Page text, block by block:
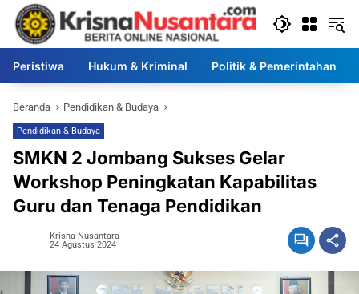
Langsung
konten
Peristiwa Hukum & Kriminal Politik & Pemerintahan
Beranda Pendidikan & Budaya
Pendidikan & Budaya
SMKN 2 Jombang Sukses Gelar
Workshop Peningkatan Kapabilitas
Guru dan Tenaga Pendidikan
Krisna Nusantara
24 Agustus 2024